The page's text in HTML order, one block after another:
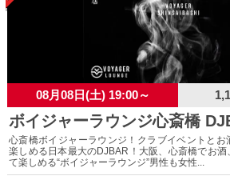
08月08日(土) 19:00～
ボイジャーラウンジ心斎橋
心斎橋ボイジャーラウンジ！クラブイベントとお
楽しめる日本最大のDJBAR！大阪、心斎橋でお酒
て楽しめる“ボイジャーラウンジ”男性も女性...